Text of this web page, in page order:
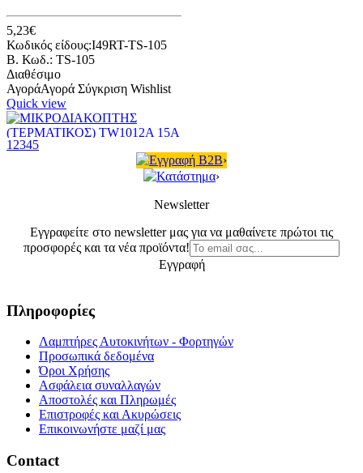
5,23€
Κωδικός είδους:I49RT-TS-105
B. Κωδ.: TS-105
Διαθέσιμο
ΑγοράΑγορά Σύγκριση Wishlist
Quick view
MICROSWITCH TERMINAL
TW1012A 15A 125V/250VAC
ΜΙΚΡΟΔΙΑΚΟΠΤΗΣ
(ΤΕΡΜΑΤΙΚΟΣ)
TW1012A 15A
Καλέστε μας!
Κωδικός είδους:I49RT-
TW1012A
B. Κωδ.: TW1012A
Call us
Σύγκριση Wishlist
Quick view
MICROSWITCH TERMINAL
1 2345
Εγγραφή B2B›
Κατάστημα›
Newsletter
Εγγραφείτε στο newsletter μας για να μαθαίνετε πρώτοι τις
προσφορές και τα νέα προϊόντα!
Εγγραφή
Πληροφορίες
Λαμπτήρες Αυτοκινήτων - Φορτηγών
Προσωπικά δεδομένα
Όροι Χρήσης
Ασφάλεια συναλλαγών
Αποστολές και Πληρωμές
Επιστροφές και Ακυρώσεις
Επικοινωνήστε μαζί μας
Contact